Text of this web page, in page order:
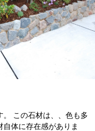
この石材は、、色も多
体に存在感がありま